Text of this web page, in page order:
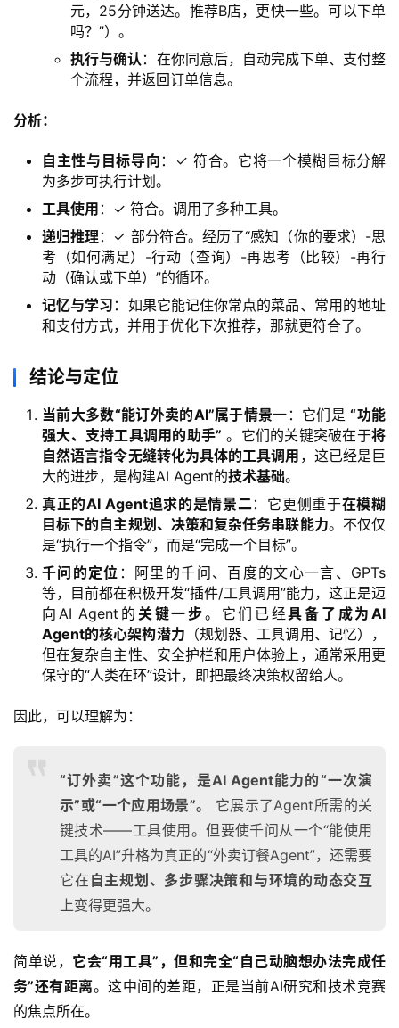
元，25分钟送达。推荐B店，更快一些。可以下单
吗？”）。
执行与确认 ：在你同意后，自动完成下单、支付整
个流程，并返回订单信息。
分析：
自主性与目标导向 ：✓ 符合。它将一个模糊目标分解
为多步可执行计划。
工具使用 ：✓ 符合。调用了多种工具。
递归推理 ：✓ 部分符合。经历了“感知（你的要求）-思
考（如何满足）-行动（查询）-再思考（比较）-再行
动（确认或下单）”的循环。
记忆与学习 ：如果它能记住你常点的菜品、常用的地址
和支付方式，并用于优化下次推荐，那就更符合了。
结论与定位
当前大多数“能订外卖的AI”属于情景一 ：它们是“功能
强大、支持工具调用的助手” 。它们的关键突破在于将
自然语言指令无缝转化为具体的工具调用 ，这已经是巨
大的进步，是构建AI Agent的技术基础。
真正的AI Agent追求的是情景二：它更侧重于在模糊
目标下的自主规划、决策和复杂任务串联能力。不仅仅
是“执行一个指令”，而是“完成一个目标”。
千问的定位 ：阿里的千问、百度的文心一言、GPTs
等，目前都在积极开发“插件/工具调用”能力，这正是迈
向AI Agent的 关键一步。它们已经具备了成为AI
Agent的核心架构潜力 （规划器、工具调用、记忆），
但在复杂自主性、安全护栏和用户体验上，通常采用更
保守的“人类在环”设计，即把最终决策权留给人。
因此，可以理解为：
“订外卖”这个功能，是AI Agent能力的“一次演
示”或“一个应用场景”。
它展示了Agent所需的关
键技术——工具使用。但要使千问从一个“能使用
工具的AI”升格为真正的“外卖订餐Agent”，还需要
它在 自主规划、多步骤决策和与环境的动态交互
上变得更强大。
简单说， 它会“用工具”，但和完全“自己动脑想办法完成任
务”还有距离。这中间的差距，正是当前AI研究和技术竞赛
的焦点所在。